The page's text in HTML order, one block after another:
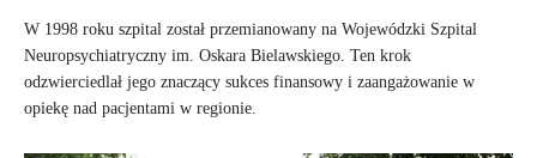
W 1998 roku szpital został przemianowany na Wojewódzki Szpital
Neuropsychiatryczny im. Oskara Bielawskiego. Ten krok
odzwierciedlał jego znaczący sukces finansowy i zaangażowanie w
opiekę nad pacjentami w regionie.